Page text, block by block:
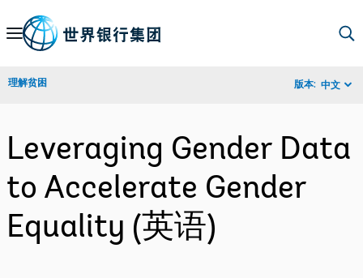
Skip
Navigation
理解贫困 版本: 中文
Leveraging Gender Data
to Accelerate Gender
Equality (英语)